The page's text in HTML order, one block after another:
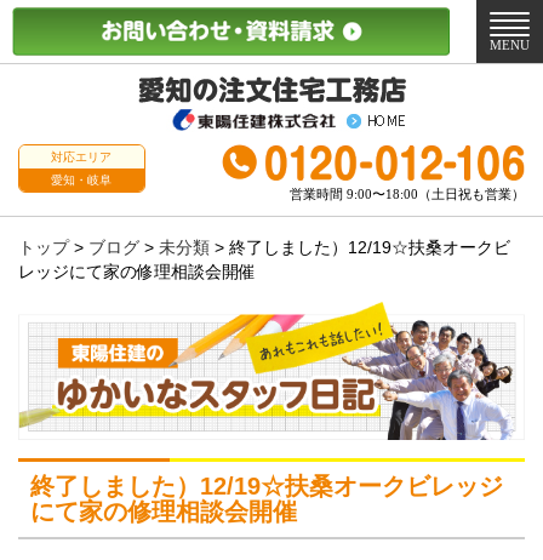
対応エリア
愛知・岐阜
営業時間 9:00〜18:00（土日祝も営業）
メ
ニ
MENU
トップ> ブログ > 未分類 > 終了しました）12/19☆扶桑オークビ
レッジにて家の修理相談会開催
終了しました）12/19☆扶桑オークビレッジ
にて家の修理相談会開催